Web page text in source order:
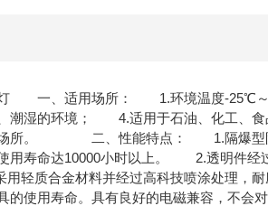
灯 一、适用场所： 1.环境温度-25℃
潮湿的环境； 4.适用于石油、化工、
场所。 二、性能特点： 1.隔爆型防爆
用寿命达10000小时以上。 2.透明件经
质合金材料并经过高科技喷涂处理，
的使用寿命。具有良好的电磁兼容，